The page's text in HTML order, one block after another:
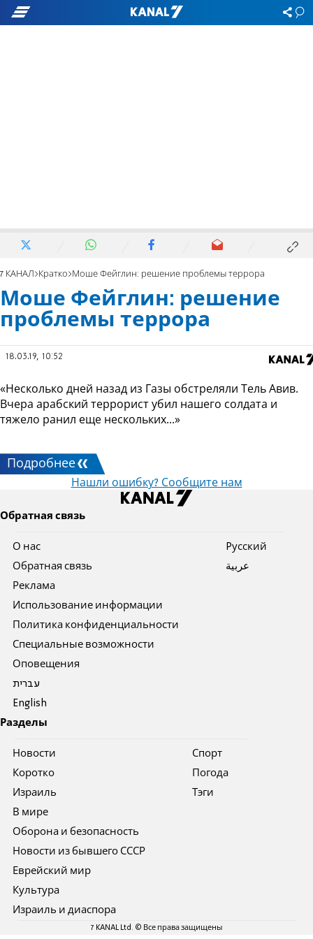
7 КАНАЛ Кратко Моше Фейглин: решение проблемы террора
Моше Фейглин: решение
проблемы террора
18.03.19, 10:52
«Несколько дней назад из Газы обстреляли Тель Авив.
Вчера арабский террорист убил нашего солдата и
тяжело ранил еще нескольких...»
Подробнее
Нашли ошибку? Сообщите нам
Обратная связь
О нас
Обратная связь
Реклама
Использование информации
Политика конфиденциальности
Специальные возможности
Оповещения
עברית
English
Pусский
عربية
Разделы
Новости
Коротко
Израиль
В мире
Оборона и безопасность
Новости из бывшего СССР
Еврейский мир
Культура
Израиль и диаспора
Спорт
Погода
Тэги
7 KANAL Ltd. © Все права защищены